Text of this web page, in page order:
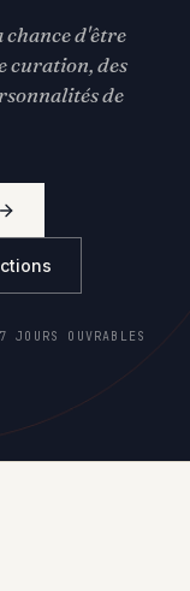
chance d'être
curation, des
de
OUVRABLES